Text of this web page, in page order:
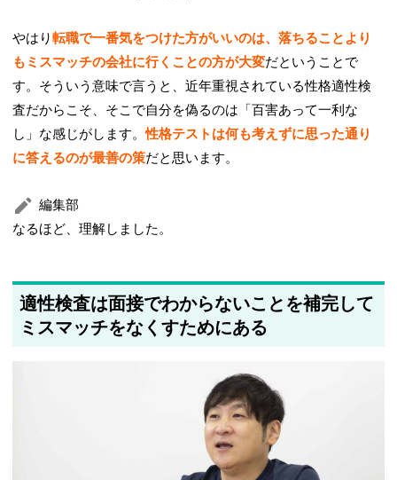
やはり転職で一番気をつけた方がいいのは、落ちることより
もミスマッチの会社に行くことの方が大変だということで
す。そういう意味で言うと、近年重視されている性格適性検
査だからこそ、そこで自分を偽るのは「百害あって一利な
し」な感じがします。性格テストは何も考えずに思った通り
に答えるのが最善の策だと思います。
編集部
なるほど、理解しました。
適性検査は面接でわからないことを補完して
ミスマッチをなくすためにある